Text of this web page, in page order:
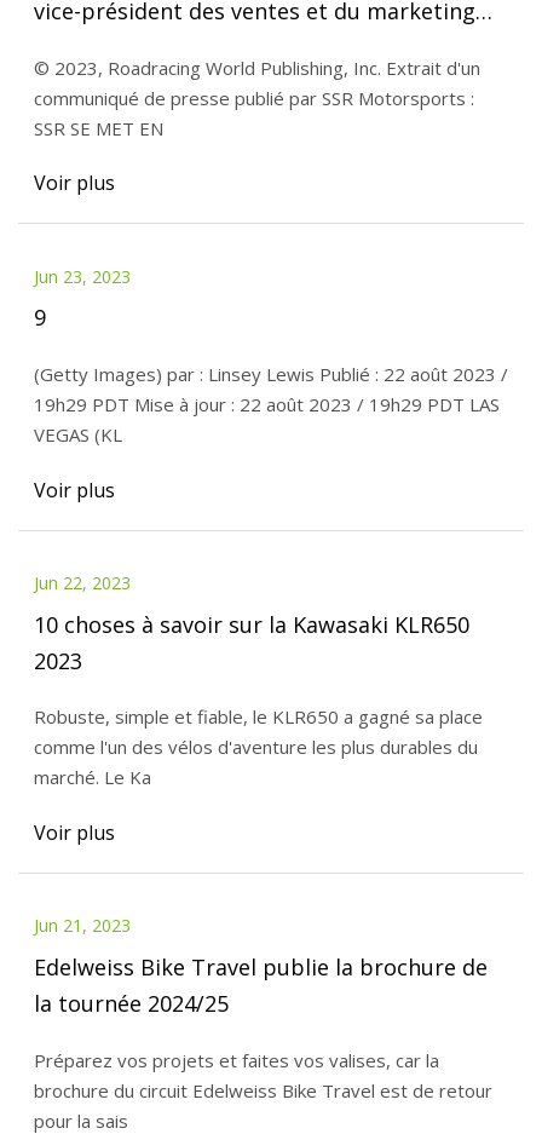
vice-président des ventes et du marketing
© 2023, Roadracing World Publishing, Inc. Extrait d'un
communiqué de presse publié par SSR Motorsports :
SSR SE MET EN
Voir plus
Jun 23, 2023
9
(Getty Images) par : Linsey Lewis Publié : 22 août 2023 /
19h29 PDT Mise à jour : 22 août 2023 / 19h29 PDT LAS
VEGAS (KL
Voir plus
Jun 22, 2023
10 choses à savoir sur la Kawasaki KLR650
2023
Robuste, simple et fiable, le KLR650 a gagné sa place
comme l'un des vélos d'aventure les plus durables du
marché. Le Ka
Voir plus
Jun 21, 2023
Edelweiss Bike Travel publie la brochure de
la tournée 2024/25
Préparez vos projets et faites vos valises, car la
brochure du circuit Edelweiss Bike Travel est de retour
pour la sais